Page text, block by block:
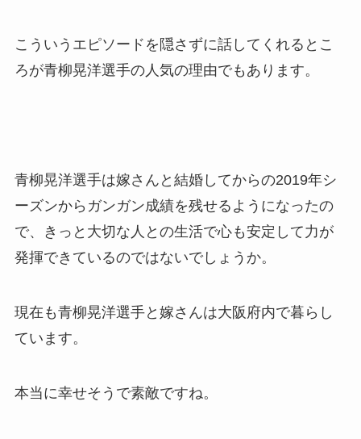
こういうエピソードを隠さずに話してくれるとこ
ろが青柳晃洋選手の人気の理由でもあります。
青柳晃洋選手は嫁さんと結婚してからの2019年シ
ーズンからガンガン成績を残せるようになったの
で、きっと大切な人との生活で心も安定して力が
発揮できているのではないでしょうか。
現在も青柳晃洋選手と嫁さんは大阪府内で暮らし
ています。
本当に幸せそうで素敵ですね。